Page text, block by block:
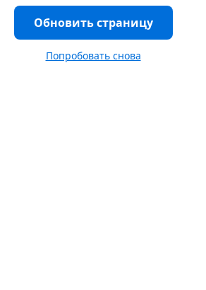
Обновить страницу
Попробовать снова